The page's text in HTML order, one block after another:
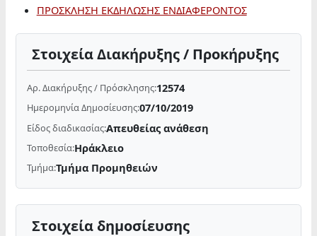
ΠΡΟΣΚΛΗΣΗ ΕΚΔΗΛΩΣΗΣ ΕΝΔΙΑΦΕΡΟΝΤΟΣ
Στοιχεία Διακήρυξης / Προκήρυξης
Αρ. Διακήρυξης / Πρόσκλησης:12574
Ημερομηνία Δημοσίευσης:07/10/2019
Είδος διαδικασίας:Απευθείας ανάθεση
Τοποθεσία:Ηράκλειο
Τμήμα:Τμήμα Προμηθειών
Στοιχεία δημοσίευσης